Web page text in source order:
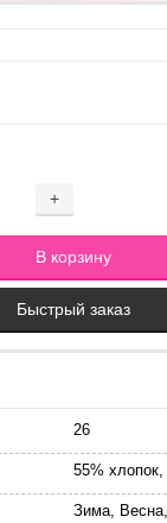
+
Добавляется...
В корзину
Добавлен
Быстрый заказ
26
55%
Зима,